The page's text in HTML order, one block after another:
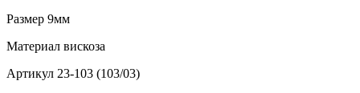
Размер 9мм
Материал вискоза
Артикул 23-103 (103/03)